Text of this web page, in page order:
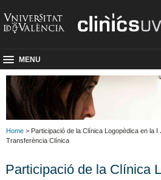
MENU
Home > Participació de la Clínica Logopèdica en la
Transferència Clínica
Participació de la Clínica